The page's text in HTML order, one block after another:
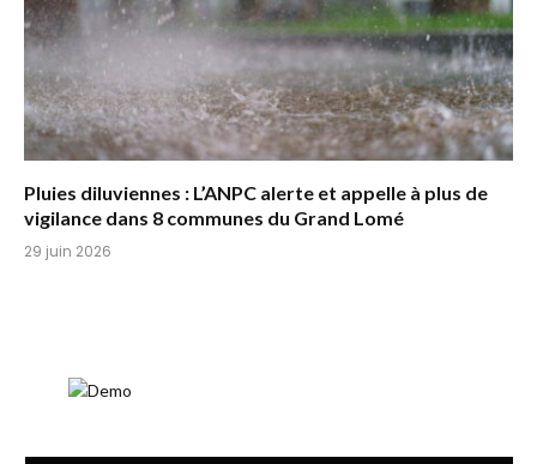
Pluies diluviennes : L’ANPC alerte et appelle à plus de
vigilance dans 8 communes du Grand Lomé
29 juin 2026